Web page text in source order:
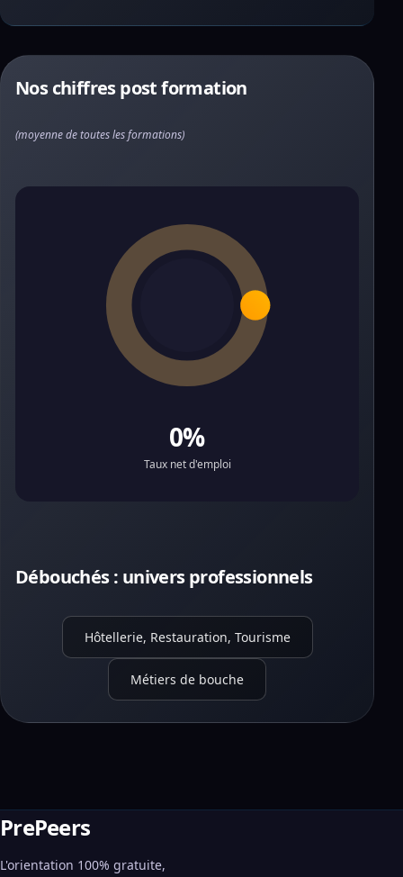
Nos chiffres post formation
(moyenne de toutes les formations)
0%
Taux net d'emploi
Débouchés : univers professionnels
Hôtellerie, Restauration, Tourisme
Métiers de bouche
PrePeers
L'orientation 100% gratuite,